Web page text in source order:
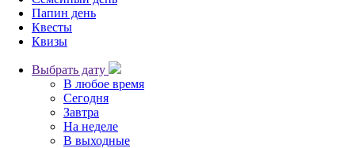
Папин день
Квесты
Квизы
Выбрать дату
В любое время
Сегодня
Завтра
На неделе
В выходные